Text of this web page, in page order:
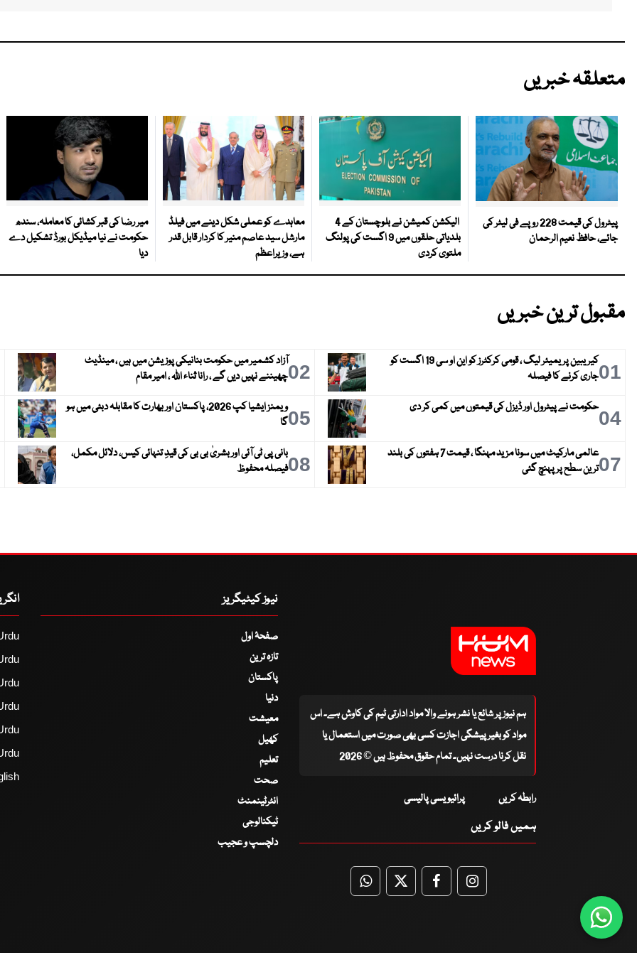
متعلقہ خبریں
پیٹرول کی قیمت 228 روپے فی لیٹر کی
جائے، حافظ نعیم الرحمان
الیکشن کمیشن نے بلوچستان کے 4
بلدیاتی حلقوں میں 9 اگست کی پولنگ
ملتوی کردی
معاہدے کو عملی شکل دینے میں فیلڈ
مارشل سید عاصم منیر کا کردار قابل قدر
ہے، وزیراعظم
میر رضا کی قبر کشائی کا معاملہ، سندھ
حکومت نے نیا میڈیکل بورڈ تشکیل دے
دیا
مقبول ترین خبریں
01
کیریبین پریمیئر لیگ ، قومی کرکٹرز کو این او سی 19 اگست کو
جاری کرنے کا فیصلہ
02آزاد کشمیر میں حکومت بنانیکی پوزیشن میں ہیں ، مینڈیٹ
چھیننے نہیں دیں گے ، رانا ثناء اللہ ، امیر مقام
04حکومت نے پیٹرول اور ڈیزل کی قیمتوں میں کمی کر دی 05
ویمنز ایشیا کپ 2026، پاکستان اور بھارت کا مقابلہ دبئی میں ہو
گا
07
عالمی مارکیٹ میں سونا مزید مہنگا ، قیمت 7 ہفتوں کی بلند
ترین سطح پر پہنچ گئی
08بانی پی ٹی آئی اور بشریٰ بی بی کی قیدِ تنہائی کیس، دلائل مکمل،
فیصلہ محفوظ
ہم نیوز پر شائع یا نشر ہونے والا مواد ادارتی ٹیم کی کاوش ہے۔ اس
مواد کو بغیر پیشگی اجازت کسی بھی صورت میں استعمال یا
نقل کرنا درست نہیں۔ تمام حقوق محفوظ ہیں © 2026
رابطہ کریں پرائیویسی پالیسی
ہمیں فالو کریں
WhatsApp
TwitterFacebookFacebook
نیوز کیٹیگریز
صفحۂ اول
تازہ ترین
پاکستان
دنیا
معیشت
کھیل
تعلیم
صحت
انٹرٹینمنٹ
ٹیکنالوجی
دلچسپ و عجیب